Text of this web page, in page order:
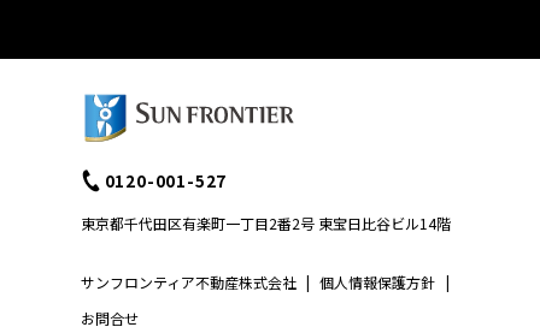
サンフロンティア不動産株式会社 | 個人情報保護方針 |
お問合せ
0120-001-527
東京都千代田区有楽町一丁目2番2号 東宝日比谷ビル14階